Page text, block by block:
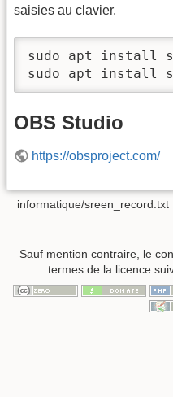
saisies au clavier.
sudo apt install
sudo apt install
OBS Studio
https://obsproject.com/
informatique/sreen_record.txt
Sauf mention contraire, le
termes de la licence